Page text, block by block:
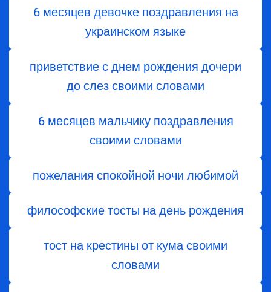
6 месяцев девочке поздравления на
украинском языке
приветствие с днем ​​рождения дочери
до слез своими словами
6 месяцев мальчику поздравления
своими словами
пожелания спокойной ночи любимой
философские тосты на день рождения
тост на крестины от кума своими
словами